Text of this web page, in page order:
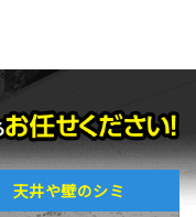
天井や壁のシミ